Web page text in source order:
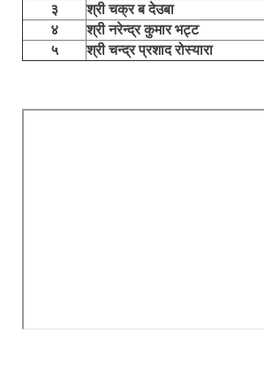
३
श्री चक्र ब देउबा
४
श्री नरेन्द्र कुमार भट्ट
५
श्री चन्द्र प्रशाद रोस्यारा